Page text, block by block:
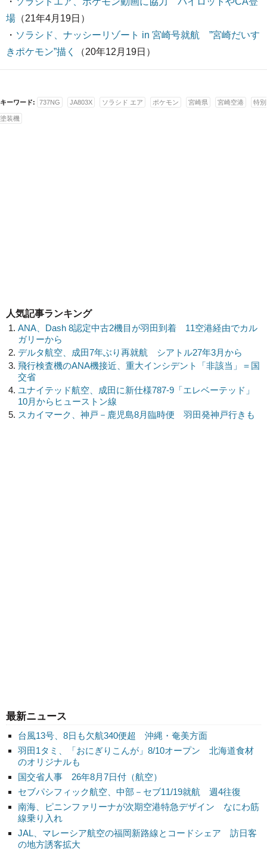
最新ニュース
台風13号、8日も欠航340便超 沖縄・奄美方面
羽田1タミ、「おにぎりこんが」8/10オープン 北海道食材
のオリジナルも
国交省人事 26年8月7日付（航空）
セブパシフィック航空、中部－セブ11/19就航 週4往復
南海、ピニンファリーナが次期空港特急デザイン なにわ筋
線乗り入れ
JAL、マレーシア航空の福岡新路線とコードシェア 訪日客
の地方誘客拡大
場 （21年4月19日）
・ ソラシド、ナッシーリゾート in 宮崎号就航 ”宮崎だいす
きポケモン”描く
（20年12月19日）
キーワード: 737NG JA803X ソラシド エア ポケモン 宮崎県 宮崎空港 特別
塗装機
人気記事ランキング
ANA、Dash 8認定中古2機目が羽田到着 11空港経由でカル
ガリーから
デルタ航空、成田7年ぶり再就航 シアトル27年3月から
飛行検査機のANA機接近、重大インシデント「非該当」＝国
交省
ユナイテッド航空、成田に新仕様787-9「エレベーテッド」
10月からヒューストン線
スカイマーク、神戸－鹿児島8月臨時便 羽田発神戸行きも